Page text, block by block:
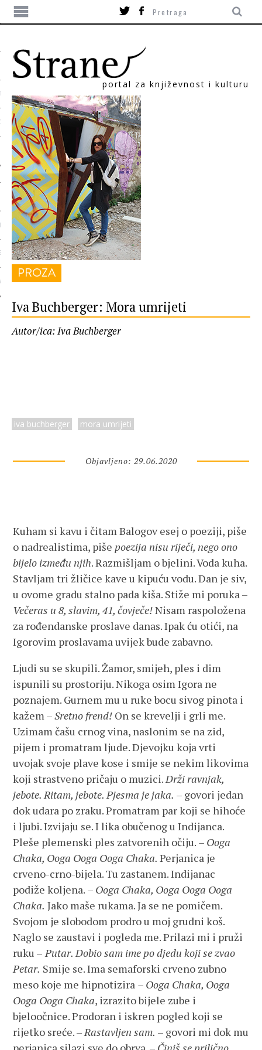
portal za književnost i kulturu
PROZA
Iva Buchberger: Mora umrijeti
Autor/ica: Iva Buchberger
iva buchberger mora umrijeti
Objavljeno: 29.06.2020
Kuham si kavu i čitam Balogov esej o poeziji, piše
o nadrealistima, piše poezija nisu riječi, nego ono
bijelo između njih. Razmišljam o bjelini. Voda kuha.
Stavljam tri žličice kave u kipuću vodu. Dan je siv,
u ovome gradu stalno pada kiša. Stiže mi poruka –
Večeras u 8, slavim, 41, čovječe!Nisam raspoložena
za rođendanske proslave danas. Ipak ću otići, na
Igorovim proslavama uvijek bude zabavno.
Ljudi su se skupili. Žamor, smijeh, ples i dim
ispunili su prostoriju. Nikoga osim Igora ne
poznajem. Gurnem mu u ruke bocu sivog pinota i
kažem –Sretno frend! On se krevelji i grli me.
Uzimam čašu crnog vina, naslonim se na zid,
pijem i promatram ljude. Djevojku koja vrti
uvojak svoje plave kose i smije se nekim likovima
koji strastveno pričaju o muzici.Drži ravnjak,
jebote. Ritam, jebote. Pjesma je jaka. – govori jedan
dok udara po zraku. Promatram par koji se hihoće
i ljubi. Izvijaju se. I lika obučenog u Indijanca.
Pleše plemenski ples zatvorenih očiju. – Ooga
Chaka, Ooga Ooga Ooga Chaka.Perjanica je
crveno-crno-bijela. Tu zastanem. Indijanac
podiže koljena. – Ooga Chaka, Ooga Ooga Ooga
Chaka. Jako maše rukama. Ja se ne pomičem.
Svojom je slobodom prodro u moj grudni koš.
Naglo se zaustavi i pogleda me. Prilazi mi i pruži
ruku –Putar. Dobio sam ime po djedu koji se zvao
Petar. Smije se. Ima semaforski crveno zubno
meso koje me hipnotizira – Ooga Chaka, Ooga
Ooga Ooga Chaka, izrazito bijele zube i
bjeloočnice. Prodoran i iskren pogled koji se
rijetko sreće. –Rastavljen sam. – govori mi dok mu